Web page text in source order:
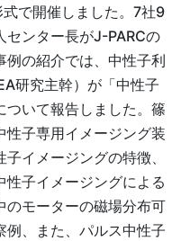
で開催しました。7社9
センター長がJ-PARCの
例の紹介では、中性子利
研究主幹）が「中性子
ついて報告しました。篠
性子専用イメージング装
イメージングの特徴、
子イメージングによる
のモーターの磁場分布可
例、また、パルス中性子